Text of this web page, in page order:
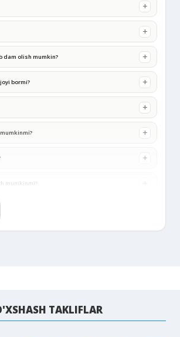
dam olish mumkin?
bormi?
mumkinmi?
TAKLIFLAR